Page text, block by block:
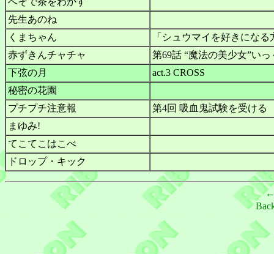
先生あのね
くまちゃん
「シュウマイを好きになる
赤ずきんチャチャ
第69話 “魔法の美少女”い
下弦の月
act.3 CROSS
秘密の花園
プチプチ注意報
第4回 吸血鬼試験を受ける
まゆみ!
てこてこはこべ
ドロップ・キック
←